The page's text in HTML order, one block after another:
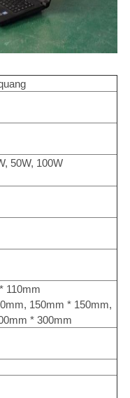
50W, 100W
110mm
150mm * 150mm,
* 300mm